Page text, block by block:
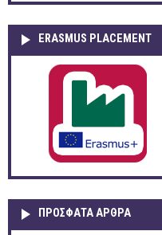
ERASMUS PLACEMENT
ΠΡOΣΦΑΤΑ AΡΘΡΑ